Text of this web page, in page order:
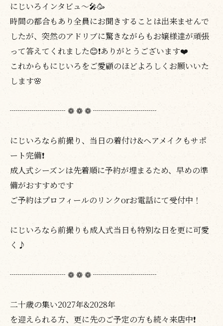
にじいろインタビュ〜🎤🥳
時間の都合もあり全員にお聞きすることは出来ませんで
したが、突然のアドリブに驚きながらもお嬢様達が頑張
って答えてくれました😊❗️ありがとうございます❤️
これからもにじいろをご愛顧のほどよろしくお願いいた
します🌸
┈┈┈┈┈┈┈ ❁ ❁ ❁ ┈┈┈┈┈┈┈┈
にじいろなら前撮り、当日の着付け&ヘアメイクもサポ
ート完備❗️
成人式シーズンは先着順に予約が埋まるため、早めの準
備がおすすめです
ご予約はプロフィールのリンクorお電話にて受付中！
にじいろなら前撮りも成人式当日も特別な日を更に可愛
く♪
┈┈┈┈┈┈┈ ❁ ❁ ❁ ┈┈┈┈┈┈┈┈
二十歳の集い2027年&2028年
を迎えられる方、更に先のご予定の方も続々来店中❗️